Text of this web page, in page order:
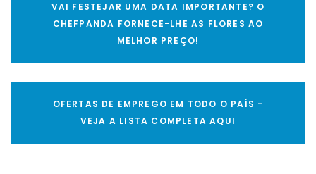
VAI FESTEJAR UMA DATA IMPORTANTE? O
CHEFPANDA FORNECE-LHE AS FLORES AO
MELHOR PREÇO!
OFERTAS DE EMPREGO EM TODO O PAÍS -
VEJA A LISTA COMPLETA AQUI